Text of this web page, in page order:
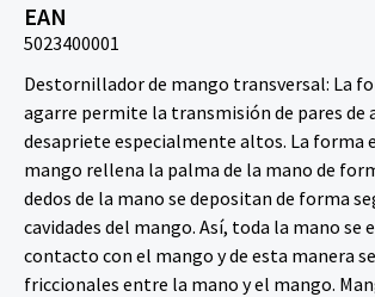
EAN
5023400001
Destornillador de mango transversal: La
agarre permite la transmisión de pares de
desapriete especialmente altos. La forma
mango rellena la palma de la mano de
dedos de la mano se depositan de forma
cavidades del mango. Así, toda la mano se
contacto con el mango y de esta manera
friccionales entre la mano y el mango.